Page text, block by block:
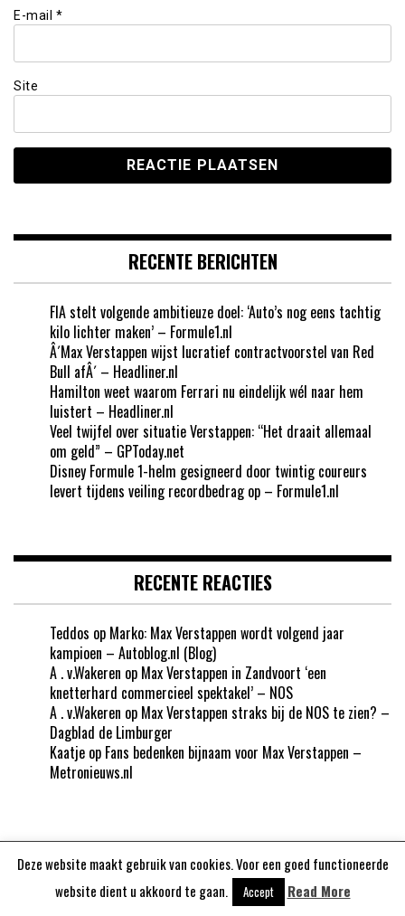
E-mail *
Site
RECENTE BERICHTEN
FIA stelt volgende ambitieuze doel: ‘Auto’s nog eens tachtig
kilo lichter maken’ – Formule1.nl
Â´Max Verstappen wijst lucratief contractvoorstel van Red
Bull afÂ´ – Headliner.nl
Hamilton weet waarom Ferrari nu eindelijk wél naar hem
luistert – Headliner.nl
Veel twijfel over situatie Verstappen: “Het draait allemaal
om geld” – GPToday.net
Disney Formule 1-helm gesigneerd door twintig coureurs
levert tijdens veiling recordbedrag op – Formule1.nl
RECENTE REACTIES
Teddos op Marko: Max Verstappen wordt volgend jaar
kampioen – Autoblog.nl (Blog)
A . v.Wakeren op Max Verstappen in Zandvoort ‘een
knetterhard commercieel spektakel’ – NOS
A . v.Wakeren op Max Verstappen straks bij de NOS te zien? –
Dagblad de Limburger
Kaatje op Fans bedenken bijnaam voor Max Verstappen –
Metronieuws.nl
Aangedreven doorWordPress
Deze website maakt gebruik van cookies. Voor een goed functioneerde
website dient u akkoord te gaan.
Accept Read More